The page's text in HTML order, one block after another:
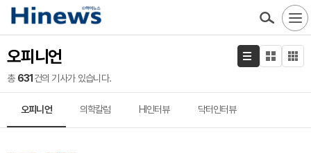
오피니언
총 631 건의 기사가 있습니다.
오피니언 의학칼럼 HI인터뷰 닥터인터뷰